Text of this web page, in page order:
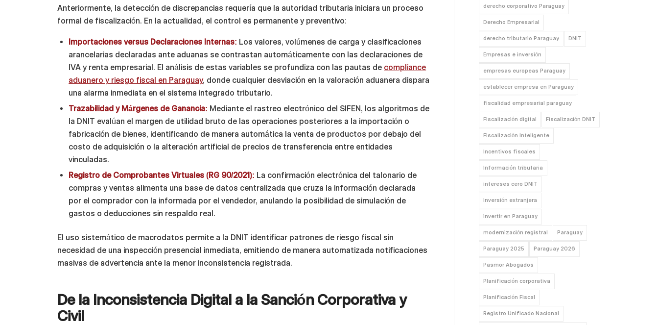
Anteriormente, la detección de discrepancias requería que la autoridad tributaria iniciara un proceso
formal de fiscalización. En la actualidad, el control es permanente y preventivo:
Importaciones versus Declaraciones Internas: Los valores, volúmenes de carga y clasificaciones
arancelarias declaradas ante aduanas se contrastan automáticamente con las declaraciones de
IVA y renta empresarial. El análisis de estas variables se profundiza con las pautas de compliance
aduanero y riesgo fiscal en Paraguay, donde cualquier desviación en la valoración aduanera dispara
una alarma inmediata en el sistema integrado tributario.
Trazabilidad y Márgenes de Ganancia: Mediante el rastreo electrónico del SIFEN, los algoritmos de
la DNIT evalúan el margen de utilidad bruto de las operaciones posteriores a la importación o
fabricación de bienes, identificando de manera automática la venta de productos por debajo del
costo de adquisición o la alteración artificial de precios de transferencia entre entidades
vinculadas.
Registro de Comprobantes Virtuales (RG 90/2021): La confirmación electrónica del talonario de
compras y ventas alimenta una base de datos centralizada que cruza la información declarada
por el comprador con la informada por el vendedor, anulando la posibilidad de simulación de
gastos o deducciones sin respaldo real.
El uso sistemático de macrodatos permite a la DNIT identificar patrones de riesgo fiscal sin
necesidad de una inspección presencial inmediata, emitiendo de manera automatizada notificaciones
masivas de advertencia ante la menor inconsistencia registrada.
De la Inconsistencia Digital a la Sanción Corporativa y
Civil
derecho corporativo Paraguay
Derecho Empresarial
derecho tributario Paraguay DNIT
Empresas e inversión
empresas europeas Paraguay
establecer empresa en Paraguay
fiscalidad empresarial paraguay
Fiscalización digital Fiscalización DNIT
Fiscalización Inteligente
Incentivos fiscales
Información tributaria
intereses cero DNIT
inversión extranjera
invertir en Paraguay
modernización registral Paraguay
Paraguay 2025 Paraguay 2026
Pasmor Abogados
Planificación corporativa
Planificación Fiscal
Registro Unificado Nacional